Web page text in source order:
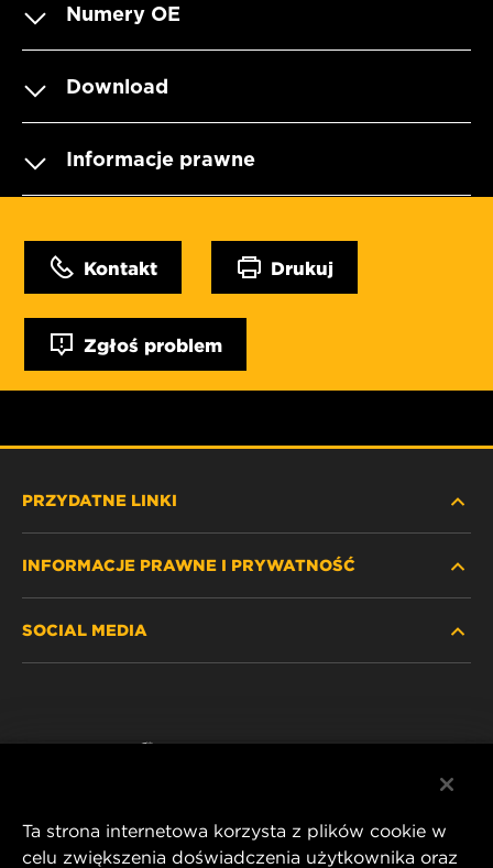
Numery OE
Download
Informacje prawne
Kontakt Drukuj
Zgłoś problem
PRZYDATNE LINKI
GDZIE KUPIĆ
INFORMACJE PRAWNE I PRYWATNOŚĆ
SOCIAL MEDIA
Ta strona internetowa korzysta z plików cookie w
celu zwiększenia doświadczenia użytkownika oraz